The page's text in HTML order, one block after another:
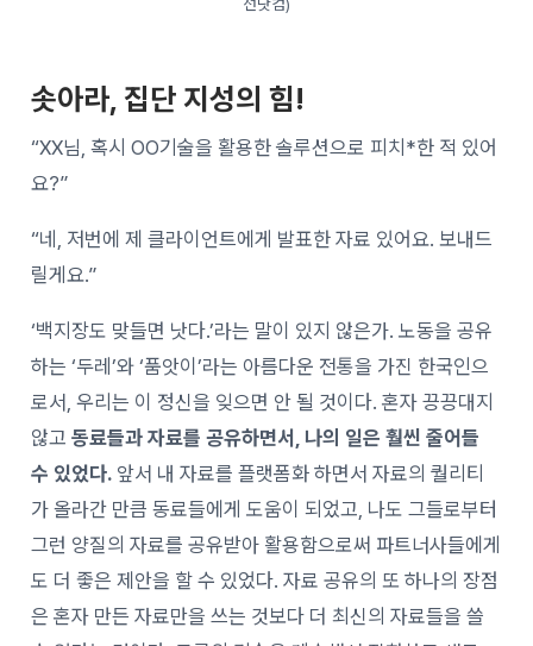
선닷컴)
솟아라, 집단 지성의 힘!
“XX님, 혹시 OO기술을 활용한 솔루션으로 피치*한 적 있어
요?”
“네, 저번에 제 클라이언트에게 발표한 자료 있어요. 보내드
릴게요.”
‘백지장도 맞들면 낫다.’라는 말이 있지 않은가. 노동을 공유
하는 ‘두레’와 ‘품앗이’라는 아름다운 전통을 가진 한국인으
로서, 우리는 이 정신을 잊으면 안 될 것이다. 혼자 끙끙대지
않고동료들과 자료를 공유하면서, 나의 일은 훨씬 줄어들
수 있었다. 앞서 내 자료를 플랫폼화 하면서 자료의 퀄리티
가 올라간 만큼 동료들에게 도움이 되었고, 나도 그들로부터
그런 양질의 자료를 공유받아 활용함으로써 파트너사들에게
도 더 좋은 제안을 할 수 있었다. 자료 공유의 또 하나의 장점
은 혼자 만든 자료만을 쓰는 것보다 더 최신의 자료들을 쓸